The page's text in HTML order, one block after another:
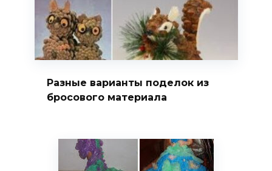
Разные варианты поделок из
бросового материала